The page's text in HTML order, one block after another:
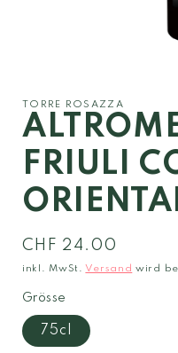
Modal
öffnen
TORRE ROSAZZA
FRIULI
Normaler
Preis
CHF 24.00
inkl. MwSt.Versand wird
Grösse
75cl